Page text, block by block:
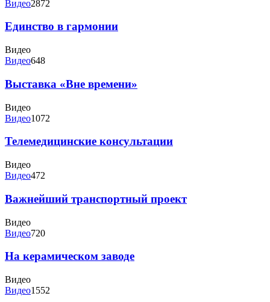
Видео2872
Единство в гармонии
Видео
Видео648
Выставка «Вне времени»
Видео
Видео1072
Телемедицинские консультации
Видео
Видео472
Важнейший транспортный проект
Видео
Видео720
На керамическом заводе
Видео
Видео1552